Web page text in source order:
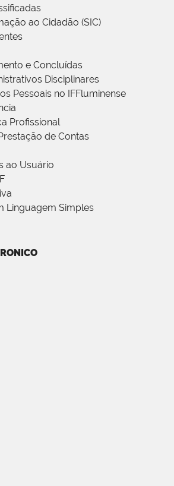
ao Cidadão (SIC)
e Concluídas
Disciplinares
Pessoais no IFFluminense
Profissional
de Contas
ao Usuário
Linguagem Simples